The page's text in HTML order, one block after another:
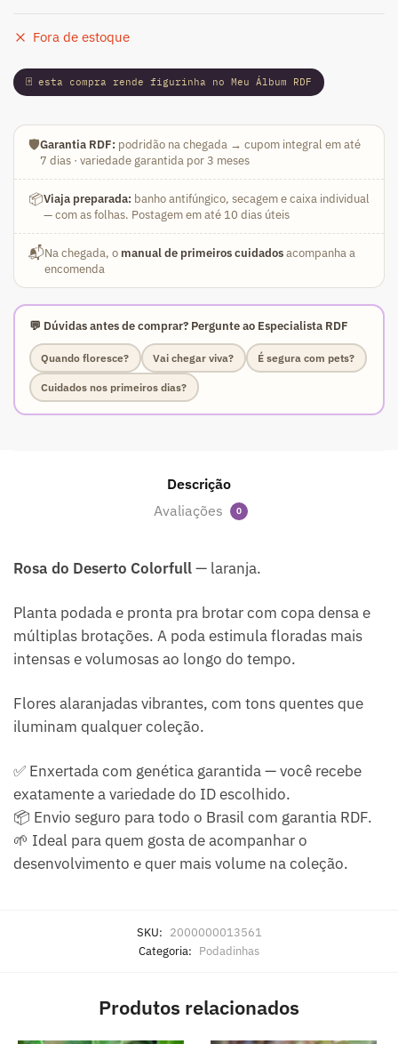
Fora de estoque
🃏 esta compra rende figurinha no Meu Álbum RDF
🛡️Garantia RDF: podridão na chegada → cupom integral em até
7 dias · variedade garantida por 3 meses
📦Viaja preparada: banho antifúngico, secagem e caixa individual
— com as folhas. Postagem em até 10 dias úteis
📬Na chegada, o manual de primeiros cuidadosacompanha a
encomenda
💬 Dúvidas antes de comprar? Pergunte ao Especialista RDF
Quando floresce? Vai chegar viva? É segura com pets?
Cuidados nos primeiros dias?
Descrição
Avaliações
0
Rosa do Deserto Colorfull— laranja.
Planta podada e pronta pra brotar com copa densa e
múltiplas brotações. A poda estimula floradas mais
intensas e volumosas ao longo do tempo.
Flores alaranjadas vibrantes, com tons quentes que
iluminam qualquer coleção.
✅ Enxertada com genética garantida — você recebe
exatamente a variedade do ID escolhido.
📦 Envio seguro para todo o Brasil com garantia RDF.
🌱 Ideal para quem gosta de acompanhar o
desenvolvimento e quer mais volume na coleção.
SKU: 2000000013561
Categoria: Podadinhas
Produtos relacionados